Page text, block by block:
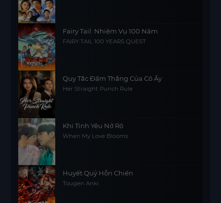
Fairy Tail: Nhiệm Vụ 100 Năm
FAIRY TAIL 100 YEARS QUEST
Quy Tắc Đấm Thẳng Của Cô Ấy
Her Straight Punch Rule
Khi Tình Yêu Nở Rộ
When My Love Blooms
Huyết Quỷ Hỗn Chiến
Tougen Anki